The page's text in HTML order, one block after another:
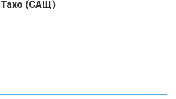
Тахо (САЩ)